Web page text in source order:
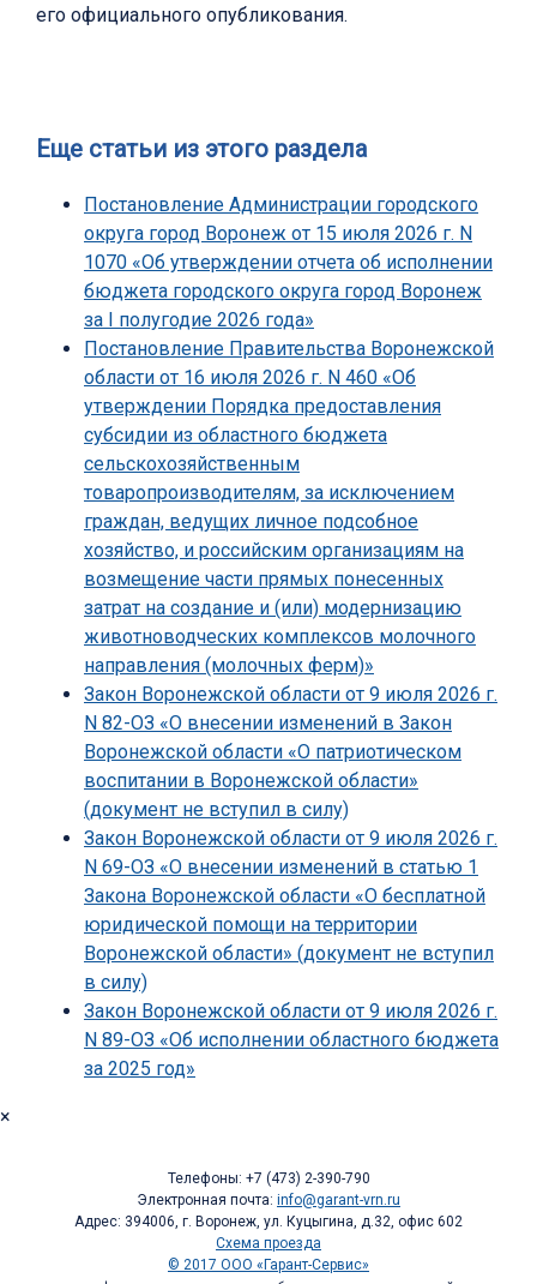
его официального опубликования.
Еще статьи из этого раздела
Постановление Администрации городского
округа город Воронеж от 15 июля 2026 г. N
1070 «Об утверждении отчета об исполнении
бюджета городского округа город Воронеж
за I полугодие 2026 года»
Постановление Правительства Воронежской
области от 16 июля 2026 г. N 460 «Об
утверждении Порядка предоставления
субсидии из областного бюджета
сельскохозяйственным
товаропроизводителям, за исключением
граждан, ведущих личное подсобное
хозяйство, и российским организациям на
возмещение части прямых понесенных
затрат на создание и (или) модернизацию
животноводческих комплексов молочного
направления (молочных ферм)»
Закон Воронежской области от 9 июля 2026 г.
N 82-ОЗ «О внесении изменений в Закон
Воронежской области «О патриотическом
воспитании в Воронежской области»
(документ не вступил в силу)
Закон Воронежской области от 9 июля 2026 г.
N 69-ОЗ «О внесении изменений в статью 1
Закона Воронежской области «О бесплатной
юридической помощи на территории
Воронежской области» (документ не вступил
в силу)
Закон Воронежской области от 9 июля 2026 г.
N 89-ОЗ «Об исполнении областного бюджета
за 2025 год»
×
Телефоны: +7 (473) 2-390-790
Электронная почта: info@garant-vrn.ru
Адрес: 394006, г. Воронеж, ул. Куцыгина, д.32, офис 602
Схема проезда
© 2017 ООО «Гарант-Сервис»